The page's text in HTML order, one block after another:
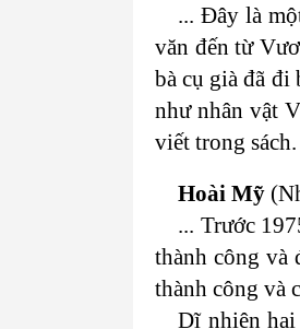
... Đây là
văn đến từ
bà cụ già đã đi
như nhân vật
viết trong sách.
Hoài Mỹ
... Trước
thành công và
thành công và
Dĩ nhiên hai